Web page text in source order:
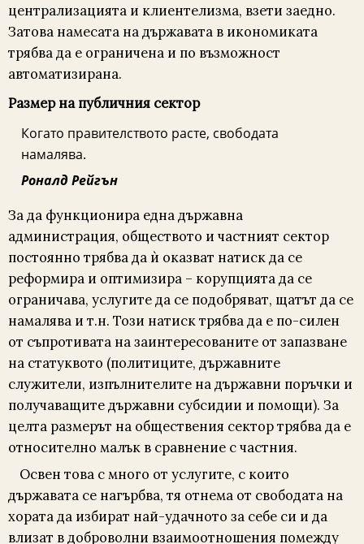
централизацията и клиентелизма, взети заедно.
Затова намесата на държавата в икономиката
трябва да е ограничена и по възможност
автоматизирана.
Размер на публичния сектор
Когато правителството расте, свободата
намалява.
Роналд Рейгън
За да функционира една държавна
администрация, обществото и частният сектор
постоянно трябва да ѝ оказват натиск да се
реформира и оптимизира – корупцията да се
ограничава, услугите да се подобряват, щатът да се
намалява и т.н. Този натиск трябва да е по-силен
от съпротивата на заинтересованите от запазване
на статуквото (политиците, държавните
служители, изпълнителите на държавни поръчки и
получаващите държавни субсидии и помощи). За
целта размерът на обществения сектор трябва да е
относително малък в сравнение с частния.
Освен това с много от услугите, с които
държавата се нагърбва, тя отнема от свободата на
хората да избират най-удачното за себе си и да
влизат в доброволни взаимоотношения помежду